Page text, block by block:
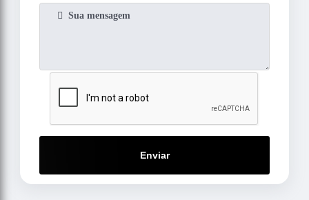
Enviar